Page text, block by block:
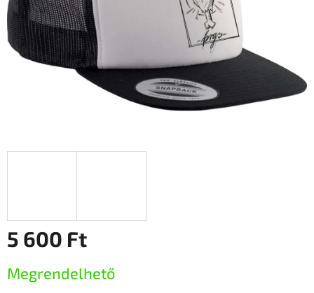
5 600 Ft
Megrendelhető